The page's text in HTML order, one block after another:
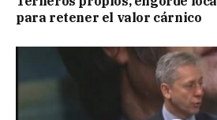
para retener el valor cárnico